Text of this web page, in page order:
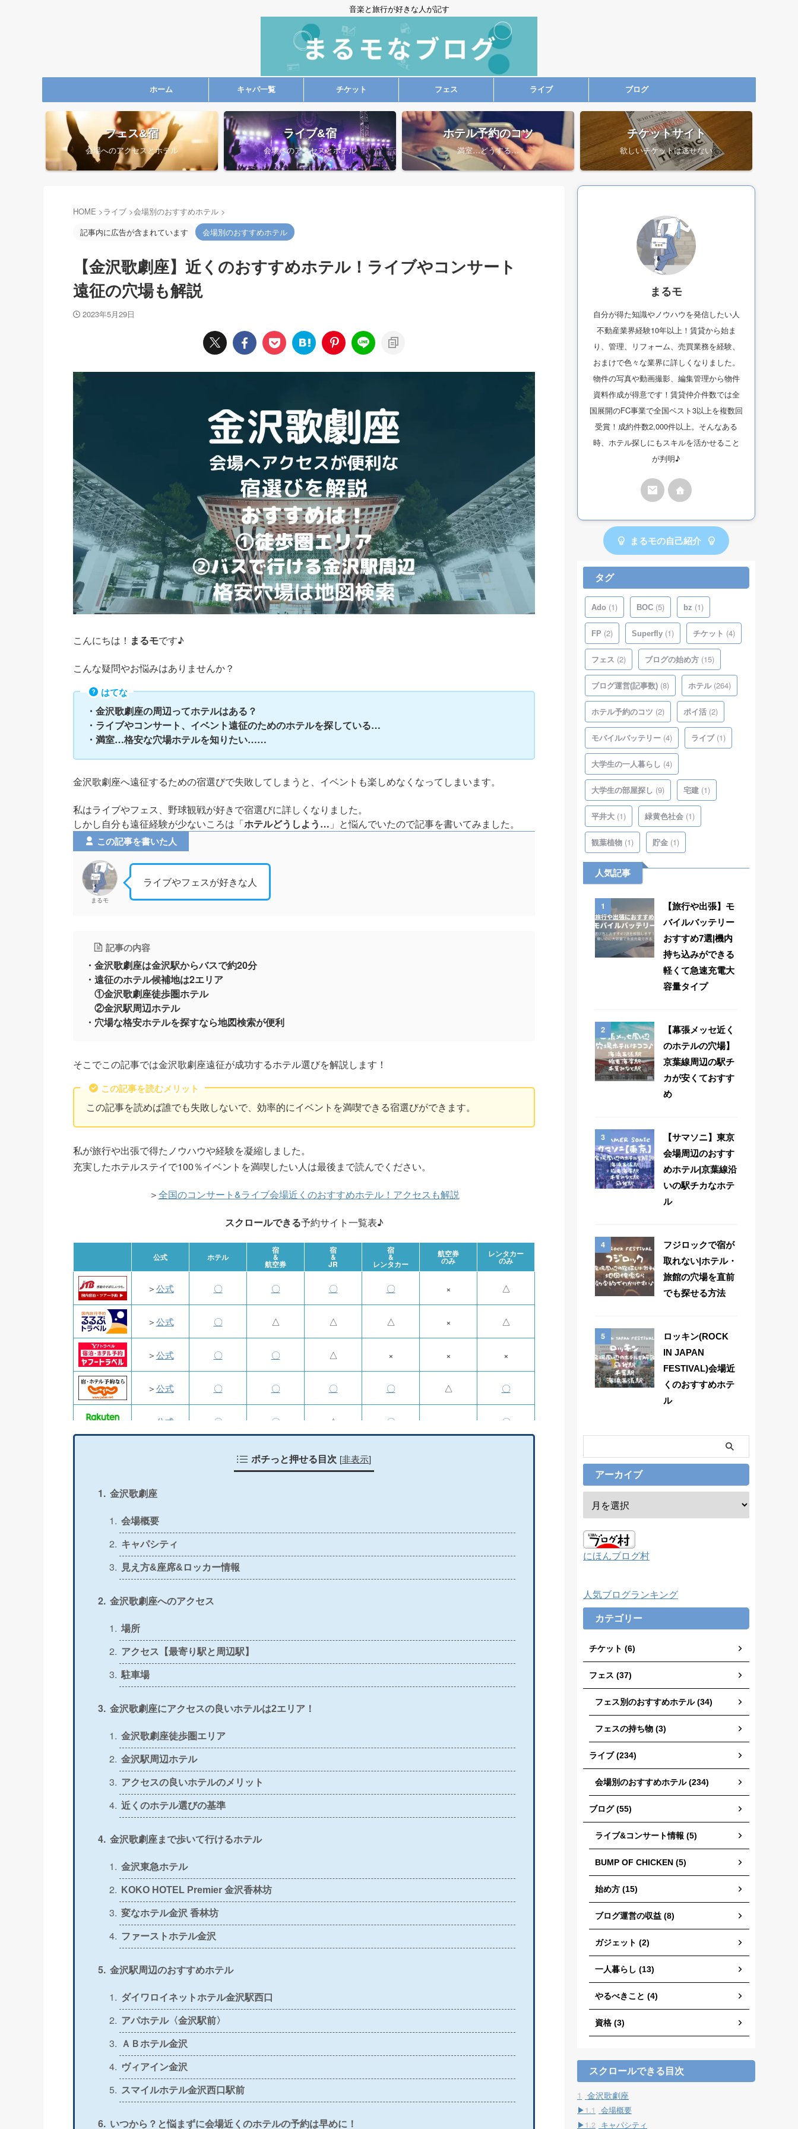
音楽と旅行が好きな人が記す
ホーム キャパ一覧 チケット フェス ライブ ブログ
フェス&宿
会場へのアクセスとホテル
ライブ&宿
会場へのアクセスとホテル
ホテル予約のコツ
満室…どうする…
チケットサイト
欲しいチケットは逃せない
HOME >ライブ >会場別のおすすめホテル >
記事内に広告が含まれています
会場別のおすすめホテル
【金沢歌劇座】近くのおすすめホテル！ライブやコンサート
遠征の穴場も解説
2023年5月29日
こんにちは！ まるモです♪
こんな疑問やお悩みはありませんか？
はてな
・金沢歌劇座の周辺ってホテルはある？
・ライブやコンサート、イベント遠征のためのホテルを探している…
・満室…格安な穴場ホテルを知りたい……
金沢歌劇座へ遠征するための宿選びで失敗してしまうと、イベントも楽しめなくなってしまいます。
私はライブやフェス、野球観戦が好きで宿選びに詳しくなりました。
しかし自分も遠征経験が少ないころは「ホテルどうしよう… 」と悩んでいたので記事を書いてみました。
この記事を書いた人
まるモ
ライブやフェスが好きな人
記事の内容
・金沢歌劇座は金沢駅からバスで約20分
・遠征のホテル候補地は2エリア
①金沢歌劇座徒歩圏ホテル
②金沢駅周辺ホテル
・穴場な格安ホテルを探すなら地図検索が便利
そこでこの記事では金沢歌劇座遠征が成功するホテル選びを解説します！
この記事を読むメリット
この記事を読めば誰でも失敗しないで、効率的にイベントを満喫できる宿選びができます。
私が旅行や出張で得たノウハウや経験を凝縮しました。
充実したホテルステイで100％イベントを満喫したい人は最後まで読んでください。
＞全国のコンサート&ライブ会場近くのおすすめホテル！アクセスも解説
スクロールできる予約サイト一覧表♪
公式 ホテル
宿
&
航空券
宿
&
JR
宿
&
レンタカー
航空券
のみ
レンタカー
のみ
＞公式 〇 〇 〇 〇 × △
＞公式 〇 △ △ △ × △
＞公式 〇 〇 △ × × ×
＞公式 〇 〇 〇 〇 △ 〇
公式 〇 〇 △ 〇 〇
×
＞公式
＞公式
＞公式 〇 〇 〇 〇 △ 〇
＞公式 〇
＞公式 △ 〇 〇 × × ×
＞公式
＞公式 〇
＞公式 〇 〇 〇 〇 〇 〇
＞公式 × 〇
＞ 公式 〇
ポチっと押せる目次 [非表示]
金沢歌劇座
会場概要
キャパシティ
見え方&座席&ロッカー情報
金沢歌劇座へのアクセス
場所
アクセス【最寄り駅と周辺駅】
駐車場
金沢歌劇座にアクセスの良いホテルは2エリア！
金沢歌劇座徒歩圏エリア
金沢駅周辺ホテル
アクセスの良いホテルのメリット
近くのホテル選びの基準
金沢歌劇座まで歩いて行けるホテル
金沢東急ホテル
KOKO HOTEL Premier 金沢香林坊
変なホテル金沢 香林坊
ファーストホテル金沢
金沢駅周辺のおすすめホテル
ダイワロイネットホテル金沢駅西口
アパホテル〈金沢駅前〉
ＡＢホテル金沢
ヴィアイン金沢
スマイルホテル金沢西口駅前
いつから？と悩まずに会場近くのホテルの予約は早めに！
まるモ
自分が得た知識やノウハウを発信したい人
不動産業界経験10年以上！賃貸から始ま
り、管理、リフォーム、売買業務を経験、
おまけで色々な業界に詳しくなりました。
物件の写真や動画撮影、編集管理から物件
資料作成が得意です！賃貸仲介件数では全
国展開のFC事業で全国ベスト3以上を複数回
受賞！成約件数2,000件以上。そんなある
時、ホテル探しにもスキルを活かせること
が判明♪
まるモの自己紹介
タグ
Ado (1) BOC (5) bz (1)
FP (2) Superfly (1) チケット (4)
フェス (2) ブログの始め方 (15)
ブログ運営(記事数) (8) ホテル(264)
ホテル予約のコツ (2) ポイ活 (2)
モバイルバッテリー (4) ライブ(1)
大学生の一人暮らし (4)
大学生の部屋探し (9) 宅建 (1)
平井大 (1) 緑黄色社会 (1)
観葉植物 (1) 貯金 (1)
人気記事
1
【旅行や出張】モ
バイルバッテリー
おすすめ7選|機内
持ち込みができる
軽くて急速充電大
容量タイプ
2
【幕張メッセ近く
のホテルの穴場】
京葉線周辺の駅チ
カが安くておすす
め
3
【サマソニ】東京
会場周辺のおすす
めホテル|京葉線沿
いの駅チカなホテ
ル
4
フジロックで宿が
取れない|ホテル・
旅館の穴場を直前
でも探せる方法
5
ロッキン(ROCK
IN JAPAN
FESTIVAL)会場近
くのおすすめホテ
ル
アーカイブ
にほんブログ村
人気ブログランキング
カテゴリー
チケット (6)
フェス (37)
フェス別のおすすめホテル (34)
フェスの持ち物 (3)
ライブ (234)
会場別のおすすめホテル (234)
ブログ (55)
ライブ&コンサート情報 (5)
BUMP OF CHICKEN (5)
始め方 (15)
ブログ運営の収益 (8)
ガジェット (2)
一人暮らし (13)
やるべきこと (4)
資格 (3)
スクロールできる目次
1 金沢歌劇座
1.1
会場概要
1.2
キャパシティ